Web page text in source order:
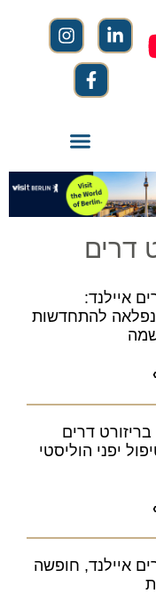
דרים
איילנד:
נפלאה להתחדשות
דרים
יפני הוליסטי
איילנד, חופשה